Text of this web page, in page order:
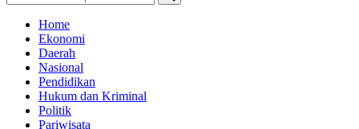
Home
Ekonomi
Daerah
Nasional
Pendidikan
Hukum dan Kriminal
Politik
Pariwisata